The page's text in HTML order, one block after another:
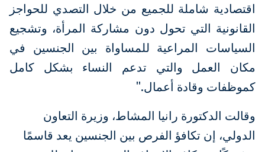
اقتصادية شاملة للجميع من خلال التصدي للحواجز
القانونية التي تحول دون مشاركة المرأة، وتشجيع
السياسات المراعية للمساواة بين الجنسين في
مكان العمل والتي تدعم النساء بشكل كامل
كموظفات وقادة أعمال."
وقالت الدكتورة رانيا المشاط، وزيرة التعاون
الدولي، إن تكافؤ الفرص بين الجنسين يعد قاسمًا